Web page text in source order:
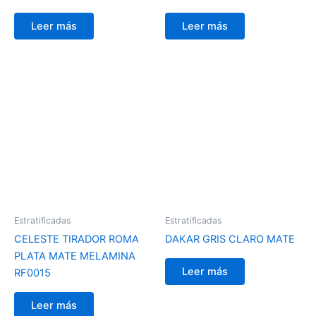
Leer más Leer más
Estratificadas
CELESTE TIRADOR ROMA
PLATA MATE MELAMINA
RF0015
Leer más
Estratificadas
DAKAR GRIS CLARO MATE
Leer más